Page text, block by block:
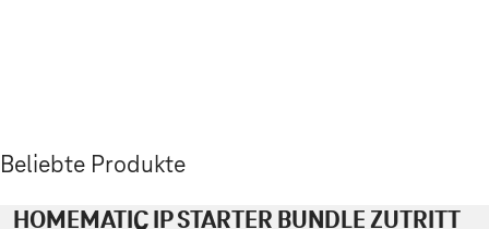
Beliebte Produkte
HOMEMATIC IP STARTER BUNDLE ZUTRITT